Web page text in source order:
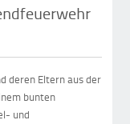
deren Eltern aus der
bunten
und